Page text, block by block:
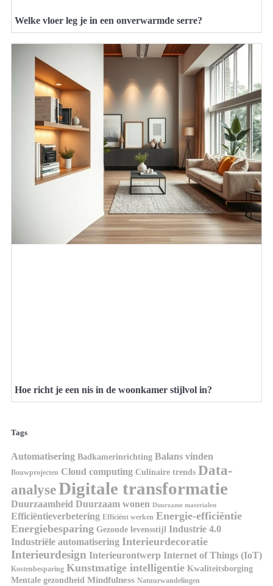
Welke vloer leg je in een onverwarmde serre?
Hoe richt je een nis in de woonkamer stijlvol in?
Tags
Automatisering Badkamerinrichting Balans vinden
Bouwprojecten Cloud computing Culinaire trends Data-
analyseDigitale transformatie
Duurzaamheid Duurzaam wonen Duurzame materialen
Efficiëntieverbetering Efficiënt werken Energie-efficiëntie
Energiebesparing Gezonde levensstijl Industrie 4.0
Industriële automatisering Interieurdecoratie
Interieurdesign Interieurontwerp Internet of Things (IoT)
Kostenbesparing Kunstmatige intelligentie Kwaliteitsborging
Mentale gezondheid Mindfulness Natuurwandelingen